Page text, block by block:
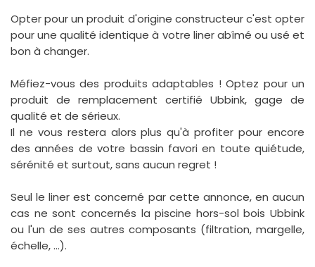
Opter pour un produit d'origine constructeur c'est opter
pour une qualité identique à votre liner abîmé ou usé et
bon à changer.
Méfiez-vous des produits adaptables ! Optez pour un
produit de remplacement certifié Ubbink, gage de
qualité et de sérieux.
Il ne vous restera alors plus qu'à profiter pour encore
des années de votre bassin favori en toute quiétude,
sérénité et surtout, sans aucun regret !
Seul le liner est concerné par cette annonce, en aucun
cas ne sont concernés la piscine hors-sol bois Ubbink
ou l'un de ses autres composants (filtration, margelle,
échelle, ...).